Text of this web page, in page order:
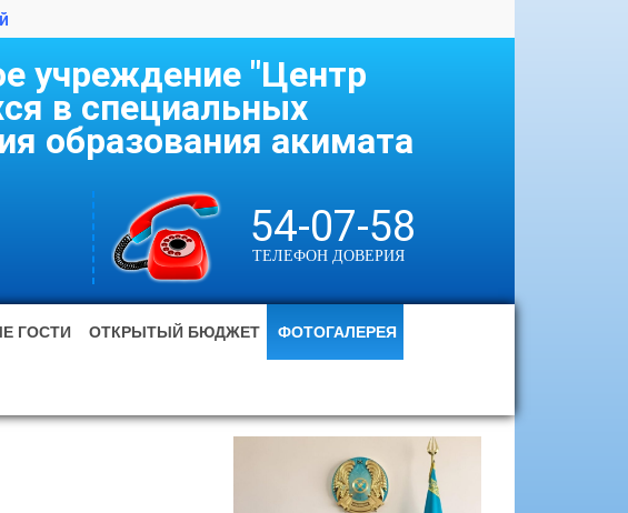
учреждение "Центр
в специальных
образования акимата
54-07-58
ТЕЛЕФОН ДОВЕРИЯ
ГОСТИ ОТКРЫТЫЙ БЮДЖЕТ ФОТОГАЛЕРЕЯ